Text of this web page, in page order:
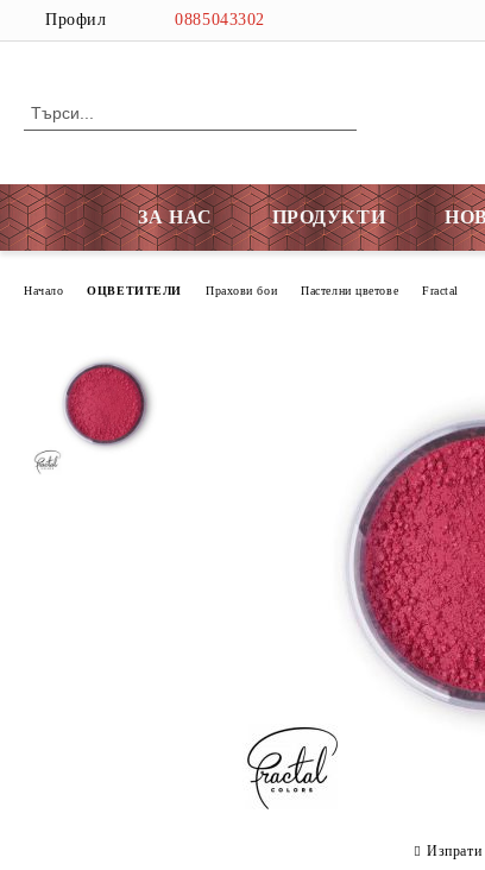
Профил 0885043302
ЗА НАС ПРОДУКТИ
Начало ОЦВЕТИТЕЛИ Прахови бои Пастелни цветове Fractal
Изпрати